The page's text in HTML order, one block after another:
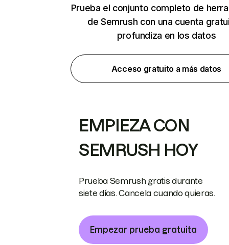
Prueba el conjunto completo de
de Semrush con una cuenta
profundiza en los datos
Acceso gratuito a más datos
EMPIEZA CON
SEMRUSH HOY
Prueba Semrush gratis durante
siete días. Cancela cuando quieras.
Empezar prueba gratuita